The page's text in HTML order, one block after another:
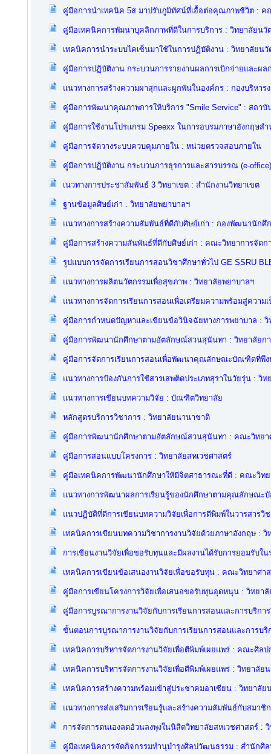
คู่มือการนำเทคนิค 5ส มาปรับภูมิทัศน์ที่เอื้อต่อคุณภาพชีวิต : ค
คู่มือเทคนิคการพัมนาบุคลิกภาพที่ดีในการบริการ : วิทยาลัยนวั
เทคนิคการนำระบบไคเซ็นมาใช้ในการปฏิบัติงาน : วิทยาลัยน
คู่มือการปฏิบัติงาน กระบวนการรายงานผลการเบิกจ่ายและผ
แนวทางการสร้างความผาสุกและผูกพันในองค์กร : กองบริหาร
คู่มือการพัฒนาคุณภาพการให้บริการ "Smile Service" : สถา
คู่มือการใช้งานโปรแกรม Speexx ในการอบรมภาษาอังกฤษส
คู่มือการจัดวางระบบควบคุมภายใน : หน่วยตรวจสอบภายใน
คู่มือการปฏิบัติงาน กระบวนการธุรการและสารบรรณ (e-
เนวทางการประชาสัมพันธ์ 3 วิทยาเขต : สำนักงานวิทยาเขต
ฐานข้อมูลศิษย์เก่า : วิทยาลัยพยาบาลฯ
แนวทางการสร้างความสัมพันธ์ที่ดีกับศิษย์เก่า : กองพัฒนานักศึ
คู่มือการสร้างความสันพันธ์ที่ดีกับศิษย์เก่า : คณะวิทยาการจัดก
รูปแบบการจัดการเรียนการสอนวิชาศึกษาทั่วไป GE SSRU
แนวทางการผลิตนวัตกรรมเพื่อสุขภาพ : วิทยาลัยพยาบาลฯ
แนวทางการจัดการเรียนการสอนเพื่อเตรียมความพร้อมสู่ควา
คู่มือการกำหนดปัญหาและเขียนข้อวินิจฉัยทางการพยาบาล : วิ
คู่มือการพัฒนานักศึกษาตามอัตลักษณ์สวนสุนันทา : วิทยาลัยก
คู่มือการจัดการเรียนการสอนเพื่อพัฒนาคุณลักษณะบัณฑิตที่พึง
แนวทางการป้องกันการใช้สารเสพติดประเภทสุราในวัยรุ่น : วิ
แนวทางการเขียนบทความวิจัย : บัณฑิตวิทยาลัย
หลักสูตรบริการวิชาการ : วิทยาลัยนานาชาติ
คู่มือการพัฒนานักศึกษาตามอัตลักษณ์สวนสุนันทา : คณะวิทยา
คู่มือการสอนแบบโครงการ : วิทยาลัยสหเวชศาสตร์
คู่มือเทคนิคการพัฒนานักศึกษาให้มีจิตสาธารณะที่ดี : คณะวิทย
แนวทางการพัฒนาผลการเรียนรู้ของนักศึกษาตามคุณลักษณะ
แนวปฏิบัติที่ดีการเขียนบทความวิจัยเพื่อการตีพิมพ์ในวารสาร
เทคนิคการเขียนบทความวิชาการงานวิจัยด้วยภาษาอังกฤษ :
การเขียนงานวิจัยเพื่อขอรับทุนและมีผลงานได้รับการยอมรับ
เทคนิคการเขียนข้อเสนองานวิจัยเพื่อขอรับทุน : คณะวิทยาศา
คู่มือการเขียนโครงการวิจัยเพื่อเสนอขอรับทุนอุดหนุน : วิทยา
คู่มือการบูรณาการงานวิจัยกับการเรียนการสอนและการบริก
ขั้นตอนการบูรณาการงานวิจัยกับการเรียนการสอนและการบ
เทคนิคการบริหารจัดการงานวิจัยเพื่อตีพิมพ์เผยแพร่ : คณะศิลป
เทคนิคการบริหารจัดการงานวิจัยเพื่อตีพิมพ์เผยแพร่ : วิทยาลัย
เทคนิคการสร้างความพร้อมเข้าสู่ประชาคมอาเซียน : วิทยาลัย
แนวทางการส่งเสริมการเรียนรู้และสร้างความสัมพันธ์กับสม
การจัดการตนเองลดอ้วนลงพุงในนิสิตวิทยาลัยสหเวชศาสตร์ :
คู่มือเทคนิคการจัดกิจกรรมทำนุบำรุงศิลปวัฒนธรรม : สำนักศิ